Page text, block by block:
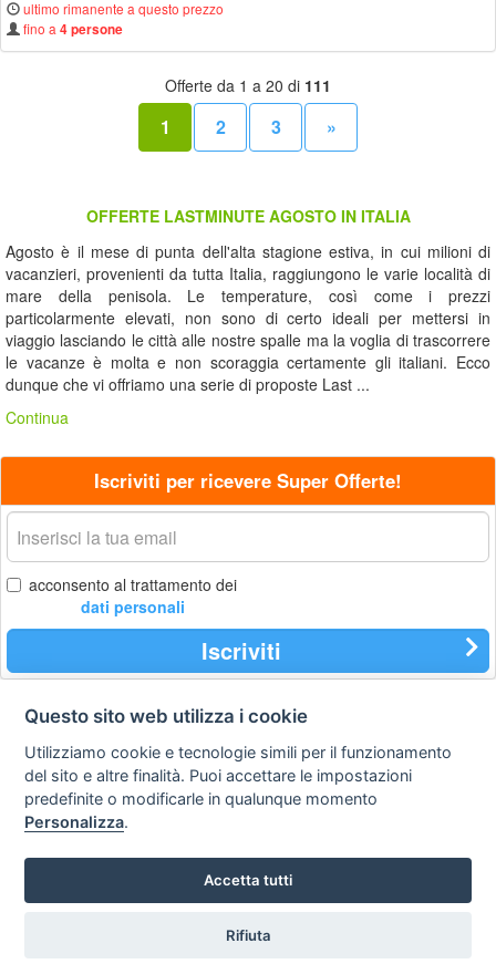
ultimo rimanente a questo prezzo
fino a 4 persone
Offerte da 1 a 20 di 111
1 2 3 »
OFFERTE LASTMINUTE AGOSTO IN ITALIA
Agosto è il mese di punta dell'alta stagione estiva, in cui milioni di
vacanzieri, provenienti da tutta Italia, raggiungono le varie località di
mare della penisola. Le temperature, così come i prezzi
particolarmente elevati, non sono di certo ideali per mettersi in
viaggio lasciando le città alle nostre spalle ma la voglia di trascorrere
le vacanze è molta e non scoraggia certamente gli italiani. Ecco
dunque che vi offriamo una serie di proposte Last ...
Continua
Iscriviti per ricevere Super Offerte!
La
tua
email
acconsento al trattamento dei
dati personali
Iscriviti
Contatti
Privacy
policy
legale
Preferenze cookie
STA Sunny Travel Agency
via A. Costa n° 2 - 63822 P. S. Giorgio (FM)
Questo sito web utilizza i cookie
Utilizziamo cookie e tecnologie simili per il funzionamento
del sito e altre finalità. Puoi accettare le impostazioni
predefinite o modificarle in qualunque momento
Personalizza.
Accetta tutti
Rifiuta